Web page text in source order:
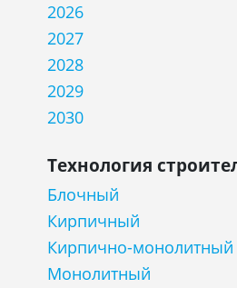
2026
2027
2028
2029
2030
Технология
Блочный
Кирпичный
Кирпично-монолитный
Монолитный